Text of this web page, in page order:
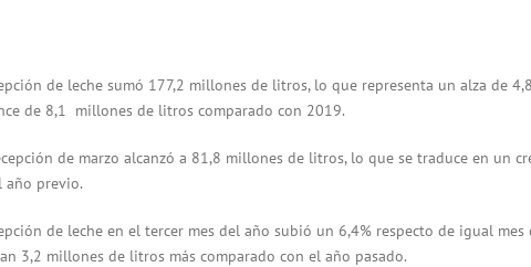
de leche sumó 177,2 millones de litros, lo que representa un alza de
de 8,1 millones de litros comparado con 2019.
de marzo alcanzó a 81,8 millones de litros, lo que se traduce en un
año previo.
de leche en el tercer mes del año subió un 6,4% respecto de igual
3,2 millones de litros más comparado con el año pasado.